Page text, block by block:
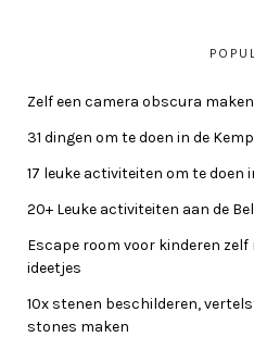
Zelf een camera obscura
31 dingen om te doen in de
17 leuke activiteiten om te doen
20+ Leuke activiteiten aan de
Escape room voor kinderen zelf
ideetjes
10x stenen beschilderen,
stones maken